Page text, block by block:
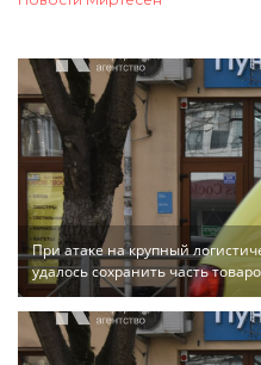
При атаке на крупный
удалось сохранить часть